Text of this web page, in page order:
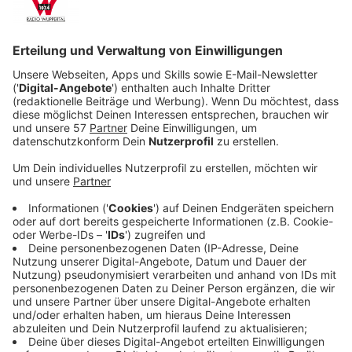
unerschütterlichem Einsatz – und einer
Veröffentlicht: Sonntag, 13.07.2025 11:11
Anzeige
Doch was als mühsame Spurensuche in alten Akten
beginnt, entwickelt sich bald zu einem brisanten Fall:
und Hinweise, die tief in das Machtgefüge der eigenen
Behörde führen.
Anzeige
Wir benötigen Ihre